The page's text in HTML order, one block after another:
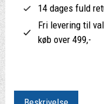
14 dages fuld
Fri levering til
køb over 499,-